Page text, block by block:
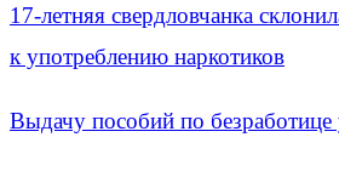
17-летняя свердловчанка
к употреблению наркотиков
Выдачу пособий по безработице